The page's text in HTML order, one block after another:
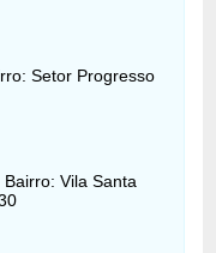
Setor Progresso
Vila Santa